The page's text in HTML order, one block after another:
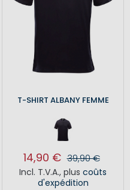
T-SHIRT ALBANY FEMME
14,90 € 39,90 €
Incl. T.V.A., plus coûts
d'expédition